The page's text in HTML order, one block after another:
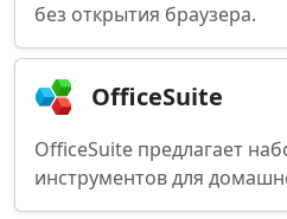
без открытия браузера.
OfficeSuite
OfficeSuite предлагает
инструментов для